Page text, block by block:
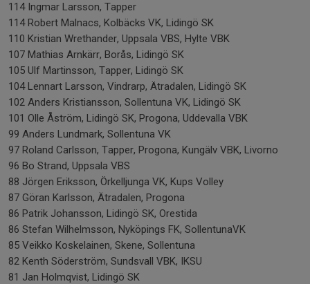
114 Ingmar Larsson, Tapper
114 Robert Malnacs, Kolbäcks VK, Lidingö SK
110 Kristian Wrethander, Uppsala VBS, Hylte VBK
107 Mathias Arnkärr, Borås, Lidingö SK
105 Ulf Martinsson, Tapper, Lidingö SK
104 Lennart Larsson, Vindrarp, Ätradalen, Lidingö SK
102 Anders Kristiansson, Sollentuna VK, Lidingö SK
101 Olle Åström, Lidingö SK, Progona, Uddevalla VBK
99 Anders Lundmark, Sollentuna VK
97 Roland Carlsson, Tapper, Progona, Kungälv VBK, Livorno
96 Bo Strand, Uppsala VBS
88 Jörgen Eriksson, Örkelljunga VK, Kups Volley
87 Göran Karlsson, Ätradalen, Progona
86 Patrik Johansson, Lidingö SK, Orestida
86 Stefan Wilhelmsson, Nyköpings FK, SollentunaVK
85 Veikko Koskelainen, Skene, Sollentuna
82 Kenth Söderström, Sundsvall VBK, IKSU
81 Jan Holmqvist, Lidingö SK